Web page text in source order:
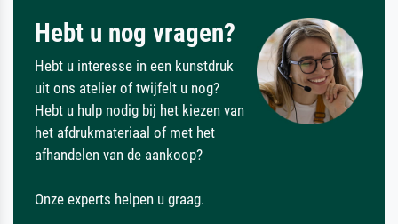
Hebt u nog vragen?
Hebt u interesse in een kunstdruk
uit ons atelier of twijfelt u nog?
Hebt u hulp nodig bij het kiezen van
het afdrukmateriaal of met het
afhandelen van de aankoop?
Onze experts helpen u graag.